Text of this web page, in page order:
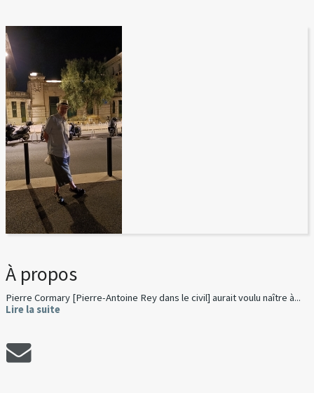
À propos
Pierre Cormary [Pierre-Antoine Rey dans le civil] aurait voulu naître à...
Lire la suite